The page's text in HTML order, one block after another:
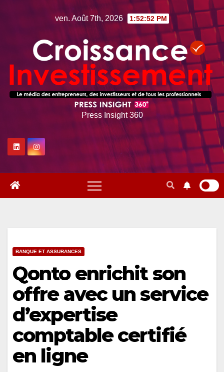
ven. Août 7th, 2026 1:52:53 PM
Press Insight 360
BANQUE ET ASSURANCES
Qonto enrichit son
offre avec un service
d’expertise
comptable certifié
en ligne